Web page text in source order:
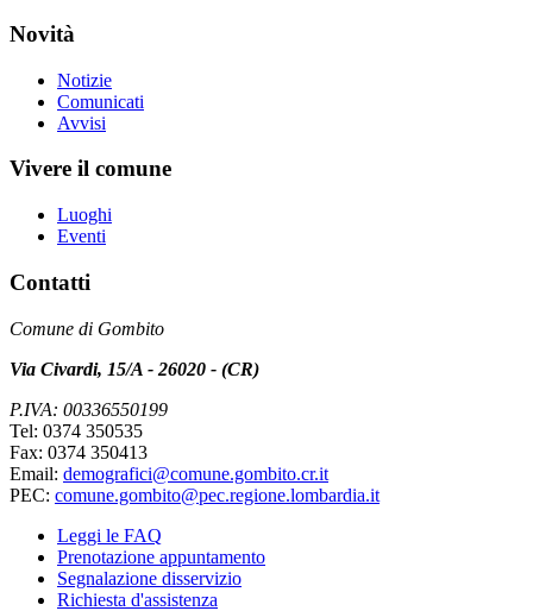
Novità
Notizie
Comunicati
Avvisi
Vivere il comune
Luoghi
Eventi
Contatti
Comune di Gombito
Via Civardi, 15/A - 26020 - (CR)
P.IVA: 00336550199
Tel: 0374 350535
Fax: 0374 350413
Email: demografici@comune.gombito.cr.it
PEC: comune.gombito@pec.regione.lombardia.it
Leggi le FAQ
Prenotazione appuntamento
Segnalazione disservizio
Richiesta d'assistenza